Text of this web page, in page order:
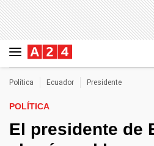
Política Ecuador Presidente
POLÍTICA
El presidente de